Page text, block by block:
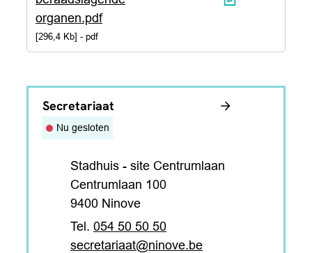
organen.pdf
296,4 Kb pdf
Contact
Secretariaat
Nu gesloten
AdresStadhuis - site Centrumlaan
Centrumlaan 100
,9400 Ninove
054 50 50 50
E-mailsecretariaat@ninove.be